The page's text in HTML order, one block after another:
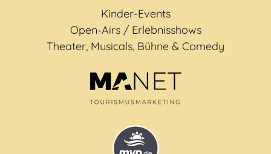
Kinder-Events
Open-Airs / Erlebnisshows
Theater, Musicals, Bühne & Comedy